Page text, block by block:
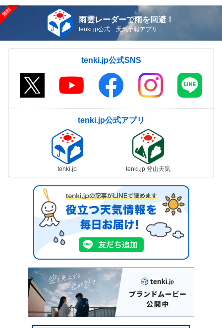
雨雲レーダーで雨を回避！
tenki.jp公式 天気予報アプリ
tenki.jp公式SNS
tenki.jp公式アプリ
tenki.jp tenki.jp 登山天気